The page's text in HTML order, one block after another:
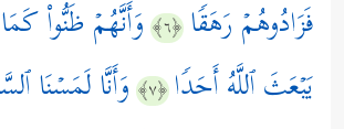
فَزَادُوهُمۡ رَهَقࣰا ﴿٦﴾
وَأَنَّهُمۡ ظَنُّواْ
یَبۡعَثَ ٱللَّهُ أَحَدࣰا ﴿٧﴾
وَأَنَّا لَمَسۡنَا